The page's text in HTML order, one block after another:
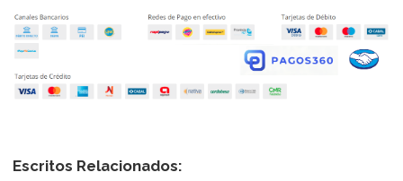
Escritos Relacionados: